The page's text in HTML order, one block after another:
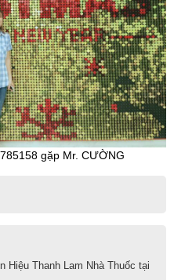
gặp Mr. CƯỜNG
Hiệu Thanh Lam Nhà Thuốc tại